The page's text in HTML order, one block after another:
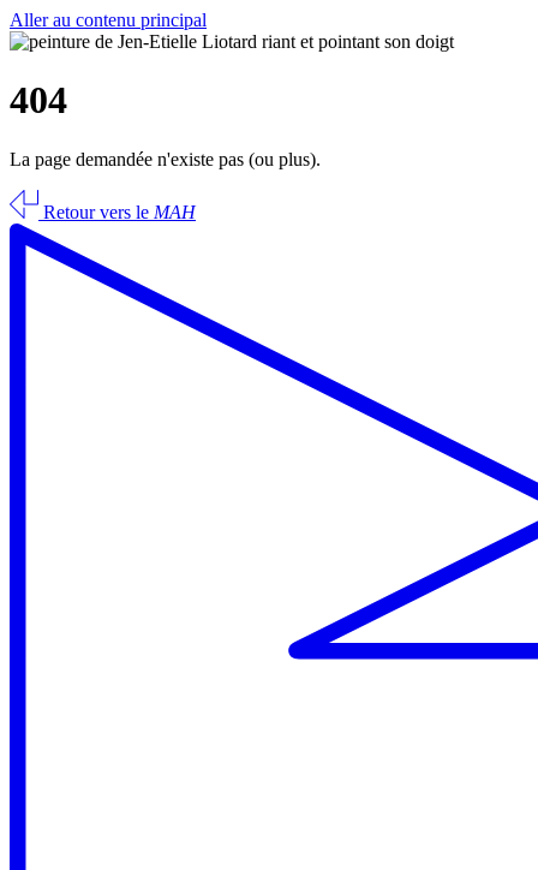
Aller au contenu principal
404
La page demandée n'existe pas (ou plus).
Retour vers le MAH